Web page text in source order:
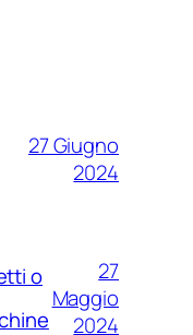
27 Giugno
2024
o
27
Maggio
2024